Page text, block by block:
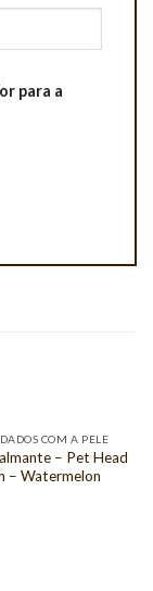
para a
COM A PELE
– Pet Head
– Watermelon